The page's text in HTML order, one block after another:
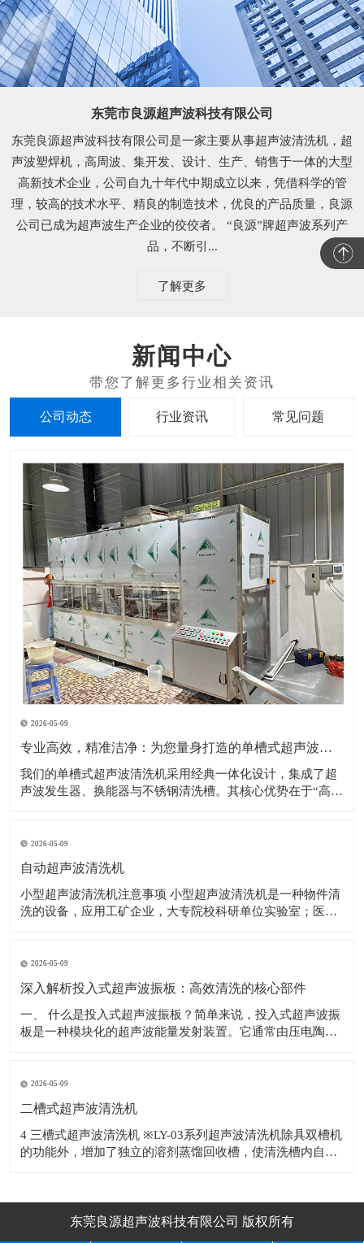
东莞市良源超声波科技有限公司
东莞良源超声波科技有限公司是一家主要从事超声波清洗机，超
声波塑焊机，高周波、集开发、设计、生产、销售于一体的大型
高新技术企业，公司自九十年代中期成立以来，凭借科学的管
理，较高的技术水平、精良的制造技术，优良的产品质量，良源
公司已成为超声波生产企业的佼佼者。 “良源”牌超声波系列产
品，不断引...
了解更多
新闻中心
公司动态 行业资讯 常见问题
2026-05-09
专业高效，精准洁净：为您量身打造的单槽式超声波清洗解决方案
​我们的单槽式超声波清洗机采用经典一体化设计，集成了超
声波发生器、换能器与不锈钢清洗槽。其核心优势在于“高效
件表面的油污、粉尘、碎屑等各类污染物。设备操作极其简
便，用户只需加入清洗液、设置时间与
2026-05-09
自动超声波清洗机
小型超声波清洗机注意事项 小型超声波清洗机是一种物件清
洗的设备，应用工矿企业，大专院校科研单位实验室；医
除。 使用超声波清洗机的注意事项如下： 1.为避免清洗槽，
因热
2026-05-09
深入解析投入式超声波振板：高效清洗的核心部件
​一、 什么是投入式超声波振板？简单来说，投入式超声波振
板是一种模块化的超声波能量发射装置。它通常由压电陶瓷
独立的防水结构，可以根据清洗槽的尺寸和清洗工艺要求，
灵活地安装于槽体底部或侧壁，甚至多块
2026-05-09
二槽式超声波清洗机
4 三槽式超声波清洗机 ※LY-03系列超声波清洗机除具双槽机
的功能外，增加了独立的溶剂蒸馏回收槽，使清洗槽内自动
东莞良源超声波科技有限公司 版权所有